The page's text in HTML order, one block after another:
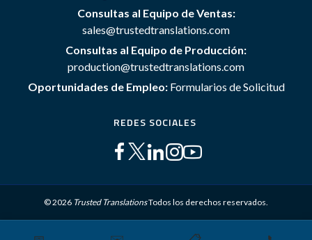
Consultas al Equipo de Ventas:
sales@trustedtranslations.com
Consultas al Equipo de Producción:
production@trustedtranslations.com
Oportunidades de Empleo: Formularios de Solicitud
REDES SOCIALES
© 2026 Trusted TranslationsTodos los derechos reservados.